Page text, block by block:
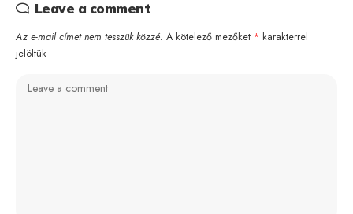
Leave a comment
Az e-mail címet nem tesszük közzé. A kötelező mezőket * karakterrel
jelöltük